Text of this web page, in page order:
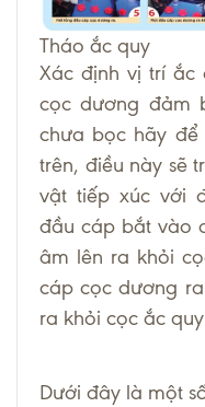
Tháo ắc quy
Xác định vị trí ắc
cọc dương đảm
chưa bọc hãy để
trên, điều này sẽ
vật tiếp xúc với
đầu cáp bắt vào
âm lên ra khỏi
cáp cọc dương
ra khỏi cọc ắc quy
Dưới đây là một